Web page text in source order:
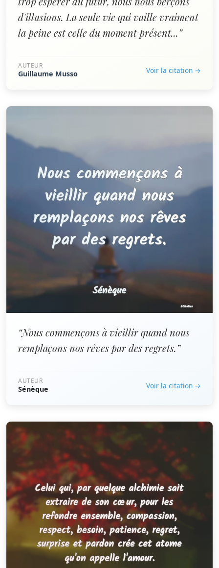
d'illusions. La seule vie qui vaille vraiment
la peine est celle du moment présent...”
AUTEUR
Guillaume Musso Voir la citation →
“Nous commençons à vieillir quand nous
remplaçons nos rêves par des regrets.”
AUTEUR
Sénèque Voir la citation →